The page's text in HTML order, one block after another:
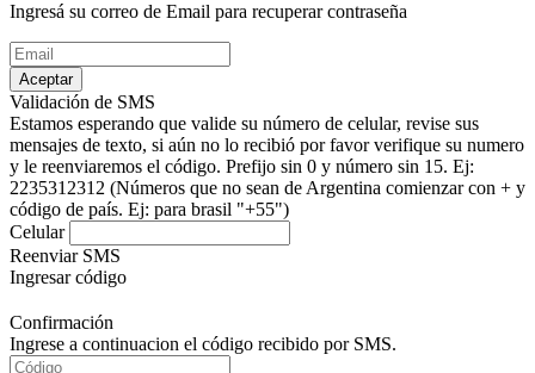
Ingresá su correo de Email para recuperar contraseña
Aceptar
Validación de SMS
Estamos esperando que valide su número de celular, revise sus
mensajes de texto, si aún no lo recibió por favor verifique su numero
y le reenviaremos el código. Prefijo sin 0 y número sin 15. Ej:
2235312312 (Números que no sean de Argentina comienzar con + y
código de país. Ej: para brasil "+55")
Celular
Reenviar SMS
Ingresar código
Confirmación
Ingrese a continuacion el código recibido por SMS.